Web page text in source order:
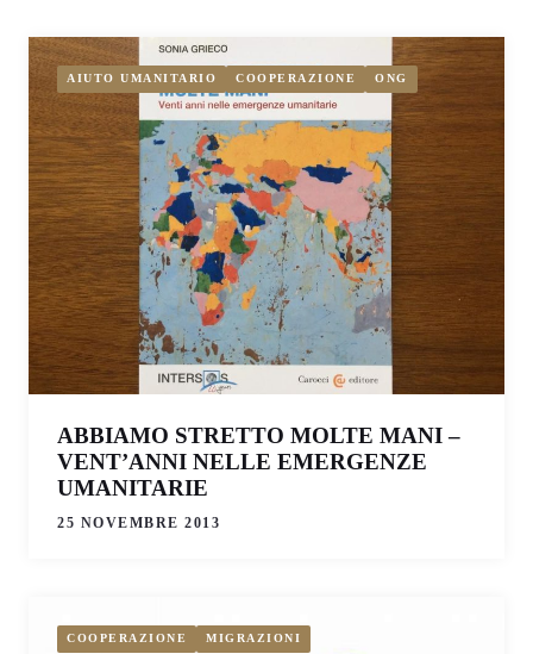
AIUTO UMANITARIO COOPERAZIONE ONG
ABBIAMO STRETTO MOLTE MANI –
VENT’ANNI NELLE EMERGENZE
UMANITARIE
25 NOVEMBRE 2013
COOPERAZIONE MIGRAZIONI